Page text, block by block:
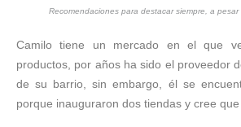
Recomendaciones para destacar siempre, a pesar
Camilo tiene un mercado en el que
productos, por años ha sido el proveedor
de su barrio, sin embargo, él se
porque inauguraron dos tiendas y cree